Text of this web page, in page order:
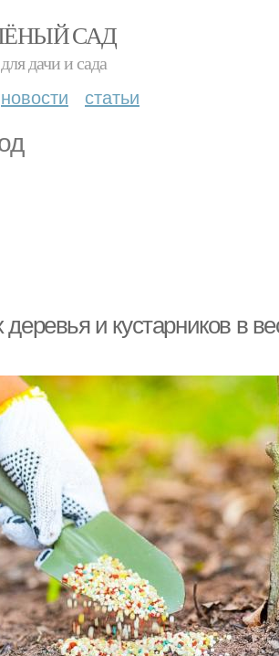
САД
дачи и сада
новости статьи
и кустарников в